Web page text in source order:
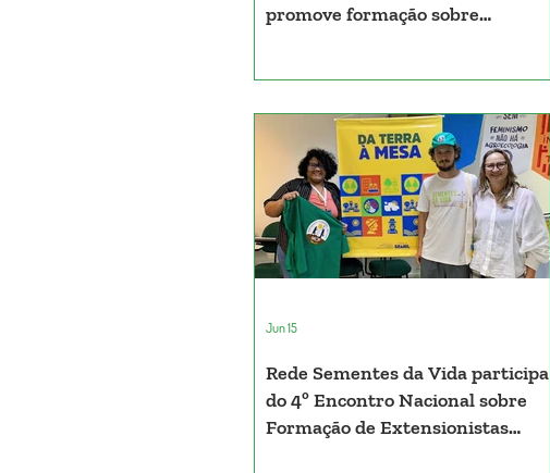
promove formação sobre
Rede Sementes da Vida participa
do 4º Encontro Nacional sobre
Formação de Extensionistas
Jun 15